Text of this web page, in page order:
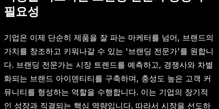
필요성
기업은 이제 단순히 제품을 잘 파는 마케터를 넘어, 브랜드의
가치를 창조하고 키워나갈 수 있는 '브랜딩 전문가'를 원합니
다. 브랜딩 전문가는 시장 트렌드를 예측하고, 경쟁사와 차별
화되는 브랜드 아이덴티티를 구축하며, 충성도 높은 고객 커
뮤니티를 형성하는 역할을 수행합니다. 이는 기업의 장기적
인 성장과 직결되는 핵심 역량입니다. 따라서 시장을 선도하